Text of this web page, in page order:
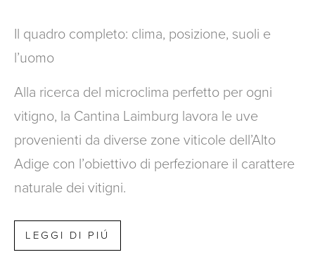
Il quadro completo: clima, posizione, suoli e
l’uomo
Alla ricerca del microclima perfetto per ogni
vitigno, la Cantina Laimburg lavora le uve
provenienti da diverse zone viticole dell’Alto
Adige con l’obiettivo di perfezionare il carattere
naturale dei vitigni.
LEGGI DI PIÚ